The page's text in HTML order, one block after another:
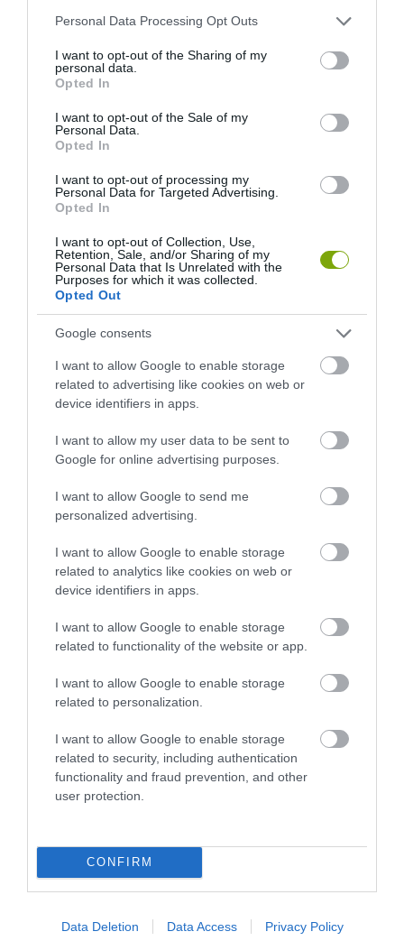
Please note that this website/app uses one or more Google
not limited to your visit or usage behaviour. You may click to
grant or deny consent to Google and its third-party tags to
use your data for below specified purposes in below Google
consent section.
Personal Data Processing Opt Outs
I want to opt-out of the Sharing of my
personal data.
Opted In
I want to opt-out of the Sale of my
Personal Data.
Opted In
I want to opt-out of processing my
Personal Data for Targeted Advertising.
Opted In
I want to opt-out of Collection, Use,
Retention, Sale, and/or Sharing of my
Personal Data that Is Unrelated with the
Purposes for which it was collected.
Opted Out
Google consents
I want to allow Google to enable storage
related to advertising like cookies on web or
device identifiers in apps.
I want to allow my user data to be sent to
Google for online advertising purposes.
I want to allow Google to send me
personalized advertising.
I want to allow Google to enable storage
related to analytics like cookies on web or
device identifiers in apps.
I want to allow Google to enable storage
related to functionality of the website or app.
I want to allow Google to enable storage
related to personalization.
I want to allow Google to enable storage
related to security, including authentication
functionality and fraud prevention, and other
user protection.
CONFIRM
Data Deletion Data Access Privacy Policy
ELŐZŐ CIKK
SZERDÁN NÉZD AZ EGET – VÉRHOLD, SZUPERHOLD, KÉK
HOLD ÉS TELJES HOLDFOGYATKOZÁS IS LESZ!
KÖVETKEZŐ CIKK